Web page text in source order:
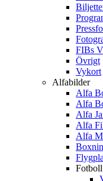
FIBs
Övrigt
Vykort
Alfabilder
Alfa
Alfa
Alfa
Alfa
Alfa
Fotboll